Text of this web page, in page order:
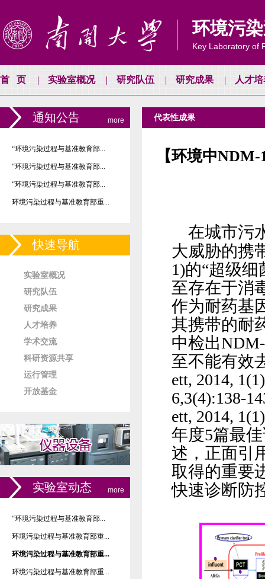
环境污
Key Laboratory of
首页 实验室概况 研究队伍 研究成果 人才
通知公告 more
“环境污染过程与基准教育部...
“环境污染过程与基准教育部...
“环境污染过程与基准教育部...
环境污染过程与基准教育部重...
快速导航
实验室概况
研究队伍
研究成果
人才培养
学术交流
科研资源共享
运行管理
开放基金
实验室动态 more
“环境污染过程与基准教育部...
环境污染过程与基准教育部重...
环境污染过程与基准教育部重...
环境污染过程与基准教育部重...
代表性成果
【环境中
在城市污
大威胁的携
1)的“超级细
至存在于消
作为耐药基
其携带的耐
中检出
至不能有效
ett, 2014,
6,3(4):138-
ett, 2014,
年度5篇最
述，正面引
取得的重要
快速诊断防